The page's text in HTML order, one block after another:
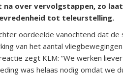
na over vervolgstappen, zo
tot teleurstelling.
oordeelde vanochtend dat
van het aantal
zegt KLM: “We werken
was helaas nodig omdat we